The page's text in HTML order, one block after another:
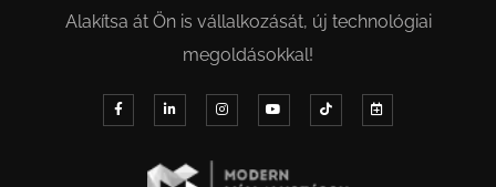
Alakítsa át Ön is vállalkozását, új technológiai
megoldásokkal!